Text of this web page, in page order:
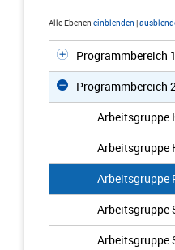
Alle Ebenen einblenden |
Programmbereich
Programmbereich
Arbeitsgruppe
Arbeitsgruppe
Arbeitsgruppe
Arbeitsgruppe
Arbeitsgruppe